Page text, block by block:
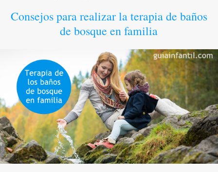
Consejos para realizar la terapia de baños
de bosque en familia